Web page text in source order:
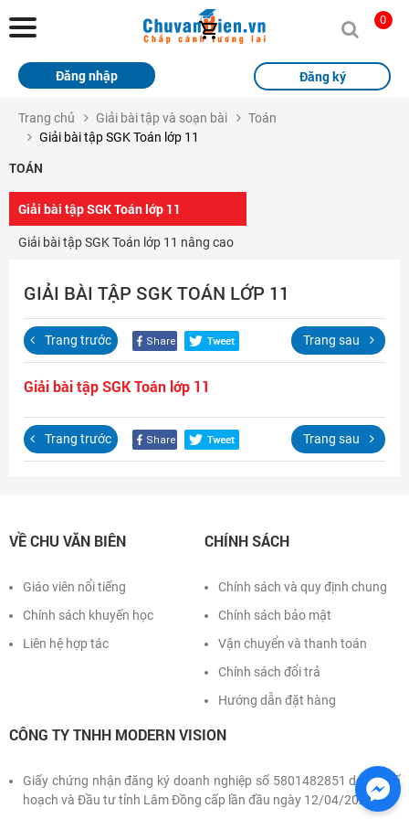
Chuvanbien.vn
Trang chủ
Sách
Tài liệu miễn phí
Giải bài tập
Tin tức
Liên hệ
Đăng nhập
0
Đăng ký
Đăng nhập
Trang chủ Giải bài tập và soạn bài
Toán
Giải bài tập SGK Toán lớp 11
TOÁN
Giải bài tập SGK Toán lớp 11
Giải bài tập SGK Toán lớp 11 nâng cao
GIẢI BÀI TẬP SGK TOÁN LỚP 11
Trang trước Trang sau
Giải bài tập SGK Toán lớp 11
Trang trước Trang sau
VỀ CHU VĂN BIÊN
Giáo viên nổi tiếng
Chính sách khuyến học
Liên hệ hợp tác
CHÍNH SÁCH
Chính sách và quy định chung
Chính sách bảo mật
Vận chuyển và thanh toán
Chính sách đổi trả
Hướng dẫn đặt hàng
CÔNG TY TNHH MODERN VISION
Giấy chứng nhận đăng ký doanh nghiệp số 5801482851 do Sở Kế
hoạch và Đầu tư tỉnh Lâm Đồng cấp lần đầu ngày 12/04/2022